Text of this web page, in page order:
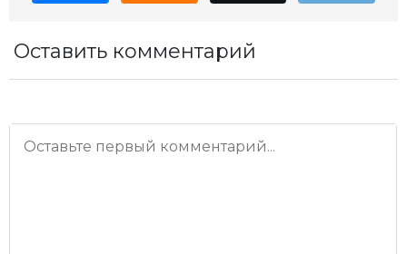
Оставить комментарий